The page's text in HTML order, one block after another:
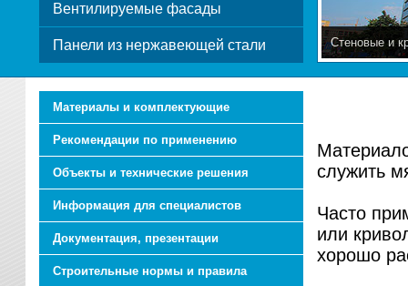
Вентилируемые фасады
Панели из нержавеющей стали Стеновые и
Материалы и комплектующие
Рекомендации по применению
Объекты и технические решения
Информация для специалистов
Документация, презентации
Строительные нормы и правила
служить
Часто
или
хорошо